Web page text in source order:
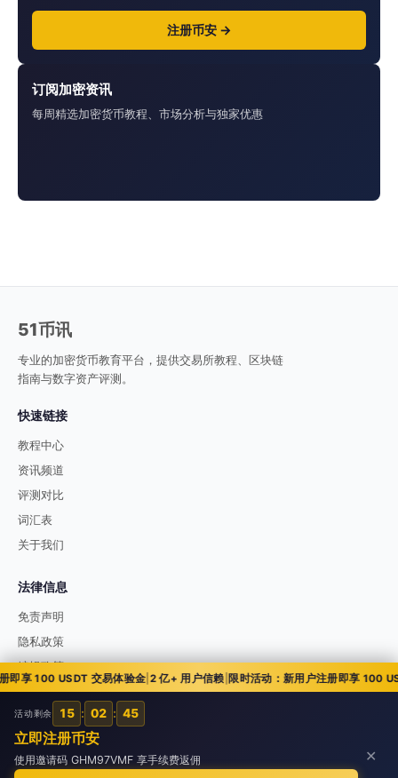
注册币安 →
订阅加密资讯
每周精选加密货币教程、市场分析与独家优惠
51币讯
专业的加密货币教育平台，提供交易所教程、区块链
指南与数字资产评测。
快速链接
教程中心
资讯频道
评测对比
词汇表
关于我们
法律信息
免责声明
隐私政策
编辑政策
© 2026 51币讯 51bixun.com. All rights reserved.
享 100 USDT 交易体验金|2 亿+ 用户信赖|限时活动：新用户注册即享 100
活动剩余 15 : 02 : 44
立即注册币安
使用邀请码 GHM97VMF 享手续费返佣 ✕